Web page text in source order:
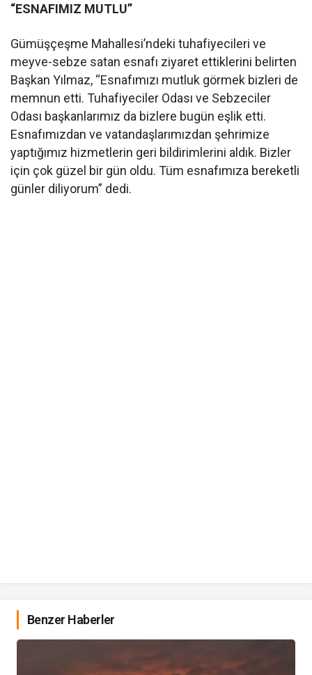
“ESNAFIMIZ MUTLU”
Gümüşçeşme Mahallesi’ndeki tuhafiyecileri ve
meyve-sebze satan esnafı ziyaret ettiklerini belirten
Başkan Yılmaz, “Esnafımızı mutluk görmek bizleri de
memnun etti. Tuhafiyeciler Odası ve Sebzeciler
Odası başkanlarımız da bizlere bugün eşlik etti.
Esnafımızdan ve vatandaşlarımızdan şehrimize
yaptığımız hizmetlerin geri bildirimlerini aldık. Bizler
için çok güzel bir gün oldu. Tüm esnafımıza bereketli
günler diliyorum” dedi.
Benzer Haberler